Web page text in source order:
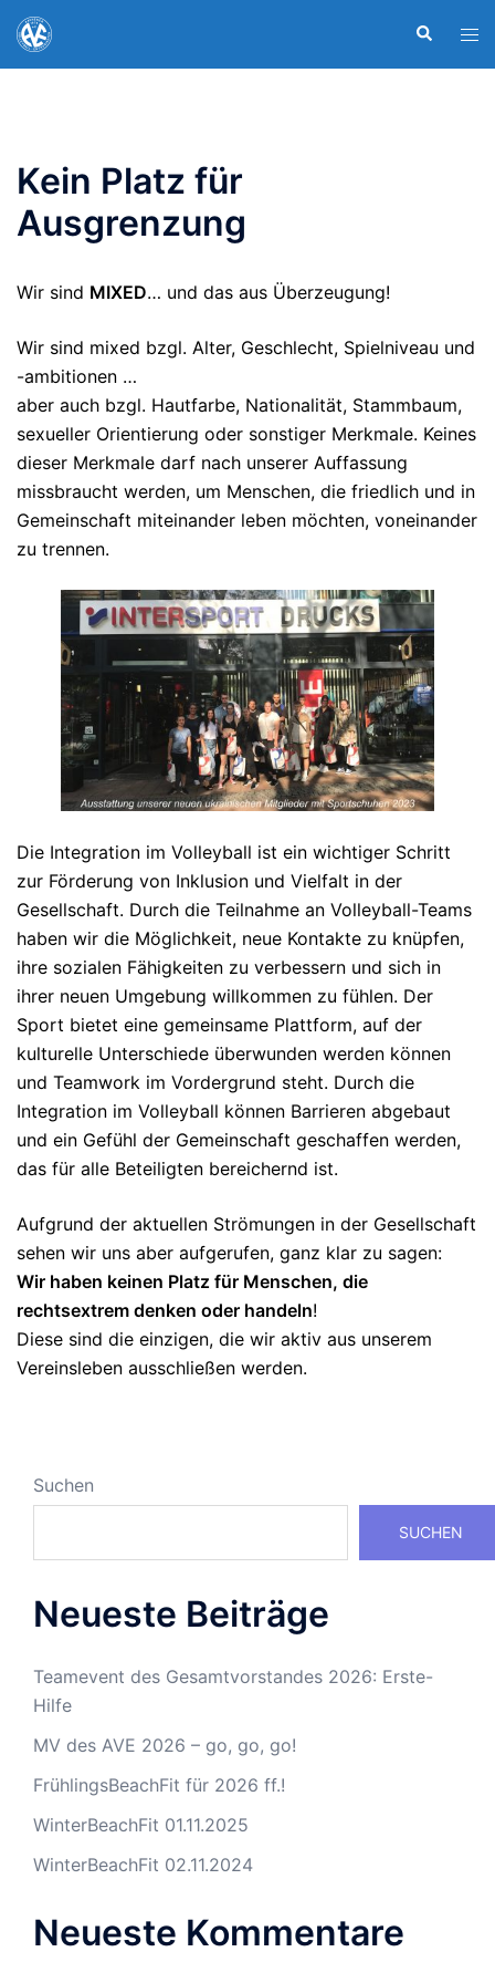
Zum
Inhalt
springen
Suche
Kein Platz für
Ausgrenzung
Wir sind MIXED… und das aus Überzeugung!
Wir sind mixed bzgl. Alter, Geschlecht, Spielniveau und
-ambitionen …
aber auch bzgl. Hautfarbe, Nationalität, Stammbaum,
sexueller Orientierung oder sonstiger Merkmale. Keines
dieser Merkmale darf nach unserer Auffassung
missbraucht werden, um Menschen, die friedlich und in
Gemeinschaft miteinander leben möchten, voneinander
zu trennen.
Die Integration im Volleyball ist ein wichtiger Schritt
zur Förderung von Inklusion und Vielfalt in der
Gesellschaft. Durch die Teilnahme an Volleyball-Teams
haben wir die Möglichkeit, neue Kontakte zu knüpfen,
ihre sozialen Fähigkeiten zu verbessern und sich in
ihrer neuen Umgebung willkommen zu fühlen. Der
Sport bietet eine gemeinsame Plattform, auf der
kulturelle Unterschiede überwunden werden können
und Teamwork im Vordergrund steht. Durch die
Integration im Volleyball können Barrieren abgebaut
und ein Gefühl der Gemeinschaft geschaffen werden,
das für alle Beteiligten bereichernd ist.
Aufgrund der aktuellen Strömungen in der Gesellschaft
sehen wir uns aber aufgerufen, ganz klar zu sagen:
Wir haben keinen Platz für Menschen, die
rechtsextrem denken oder handeln!
Diese sind die einzigen, die wir aktiv aus unserem
Vereinsleben ausschließen werden.
Suchen
SUCHEN
Neueste Beiträge
Teamevent des Gesamtvorstandes 2026: Erste-
Hilfe
MV des AVE 2026 – go, go, go!
FrühlingsBeachFit für 2026 ff.!
WinterBeachFit 01.11.2025
WinterBeachFit 02.11.2024
Neueste Kommentare